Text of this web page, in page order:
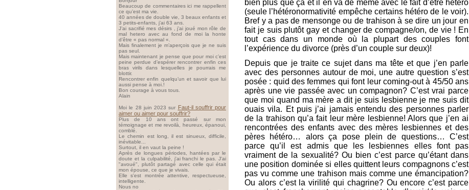
Beaucoup de commentaires ici me rappellent
ce qu’est ma vie.
40 années de double vie, 3 beaux enfants et
3 petits-enfants, j’ai 63 ans.
J’ai sacrifié mes désirs , j’ai joué mon rôle de
mal hetero avec au fond de moi la honte
d’être « pas normal «.
Mais finalement je m’aperçois que je ne suis
pas seul.
Mais maintenant je pense que pour moi c’est
peine perdue d’espérer rencontrer enfin ces
bras virils dans lesquelles je pourrais me
blottir.
Rencontrer enfin quelqu’un et savoir que lui
aussi pense à moi.!
Bon courage à vous tous.
Alain
Moi le 28 juin 2023 sur Faut-il souffrir pour
aimer ou aimer pour souffrir?
Plus de 10 ans ont passé sur mon
témoignage et me revoilà, heureux, épanoui,
comblé.
Le chemin est long, il est sinueux, difficile,
inévitable...
Surtout, il en vaut la peine !
Après de longues périodes, hantées par le
doute et la culpabilité, j'ai franchi le pas. J'ai
"avoué", plutôt partagé avec celle qui était
mon épouse, ce que je vivais.
Elle s'est montrée attentive, respectueuse,
intelligente.
Nous no
bien plus que ça et il en va de même avec le fait d’être hétéro
(seule l’hétéronormativité empêche certains hétéro de le voir).
Bref y a pas de mensonge ou de trahison à se dire un jour en
fait je suis plutôt gay et changer de compagne/on, de vie ! En
tout cas dans un monde où la plupart des couples font
l’expérience du divorce (près d’un couple sur deux)!
Depuis que je traite ce sujet dans ma tête et que j’en parle
avec des personnes autour de moi, une autre question s’est
posée : quid des femmes qui font leur coming-out à 45/50 ans
après une vie passée avec un compagnon? C’est vrai parce
que moi quand ma mère a dit je suis lesbienne je me suis dit
ouais vila. Et puis j’ai jamais entendu des personnes parler
de la trahison qu’a fait leur mère lesbienne! Alors que j’en ai
rencontrées des enfants avec des mères lesbiennes et des
pères hétéro… alors ça pose plein de questions… C’est
parce qu’il est admis que les lesbiennes elles font pas
vraiment de la sexualité? Ou bien c’est parce qu’étant dans
une position dominée si elles quittent leurs compagnons c’est
pas vu comme une trahison mais comme une émancipation?
Ou alors c’est la virilité qui chagrine? Ou encore c’est parce